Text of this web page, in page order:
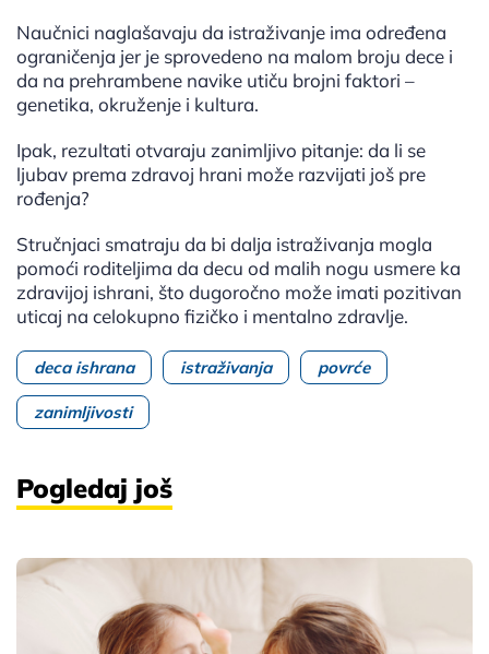
Naučnici naglašavaju da istraživanje ima određena
ograničenja jer je sprovedeno na malom broju dece i
da na prehrambene navike utiču brojni faktori –
genetika, okruženje i kultura.
Ipak, rezultati otvaraju zanimljivo pitanje: da li se
ljubav prema zdravoj hrani može razvijati još pre
rođenja?
Stručnjaci smatraju da bi dalja istraživanja mogla
pomoći roditeljima da decu od malih nogu usmere ka
zdravijoj ishrani, što dugoročno može imati pozitivan
uticaj na celokupno fizičko i mentalno zdravlje.
deca ishrana istraživanja povrće
zanimljivosti
Pogledaj još